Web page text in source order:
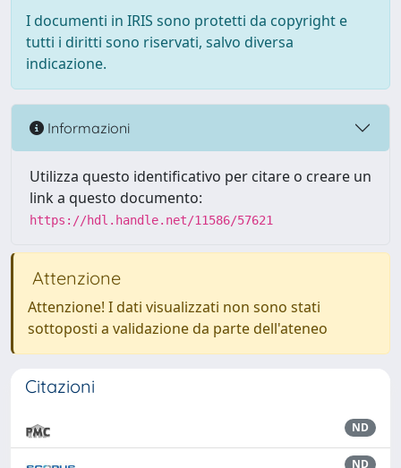
I documenti in IRIS sono protetti da copyright e
tutti i diritti sono riservati, salvo diversa
indicazione.
Informazioni
Utilizza questo identificativo per citare o creare un
link a questo documento:
https://hdl.handle.net/11586/57621
Attenzione
Attenzione! I dati visualizzati non sono stati
sottoposti a validazione da parte dell'ateneo
Citazioni
ND
ND